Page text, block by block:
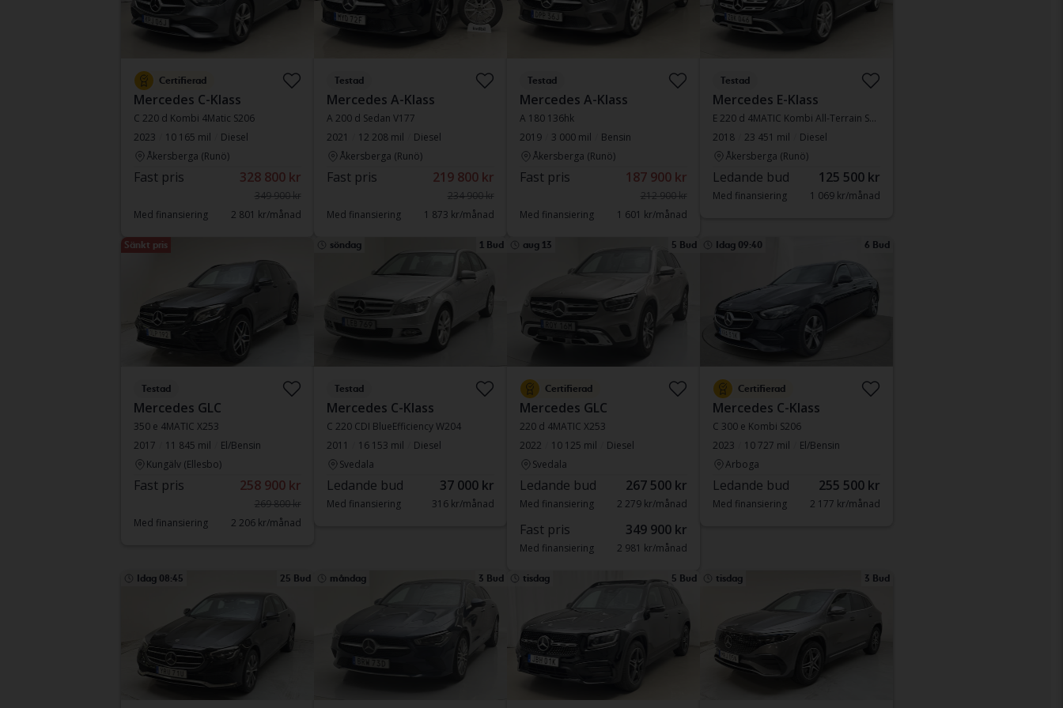
Certifierad
Mercedes C-Klass
C 220 d Kombi 4Matic S206
2023
10 165 mil
Diesel
Åkersberga (Runö)
Fast pris 328 800 kr
349 900 kr
Med finansiering
2 801 kr/månad
Testad
Mercedes A-Klass
A 200 d Sedan V177
2021
12 208 mil
Diesel
Åkersberga (Runö)
Fast pris 219 800 kr
234 900 kr
Med finansiering
1 873 kr/månad
Testad
Mercedes A-Klass
A 180 136hk
2019
3 000 mil
Bensin
Åkersberga (Runö)
Fast pris 187 900 kr
212 900 kr
Med finansiering
1 601 kr/månad
Testad
Mercedes E-Klass
E 220 d 4MATIC Kombi All-Terrain S213
2018
23 451 mil
Diesel
Åkersberga (Runö)
Ledande bud 125 500 kr
Med finansiering 1 069 kr/månad
Sänkt pris
Testad
Mercedes GLC
350 e 4MATIC X253
2017
11 845 mil
El/Bensin
Kungälv (Ellesbo)
Fast pris 258 900 kr
269 800 kr
Med finansiering
2 206 kr/månad
söndag 1 Bud
Testad
Mercedes C-Klass
C 220 CDI BlueEfficiency W204
2011
16 153 mil
Diesel
Svedala
Ledande bud 37 000 kr
Med finansiering 316 kr/månad
aug 13 5 Bud
Certifierad
Mercedes GLC
220 d 4MATIC X253
2022
10 125 mil
Diesel
Svedala
Ledande bud 267 500 kr
Med finansiering 2 279 kr/månad
Fast pris 349 900 kr
Med finansiering 2 981 kr/månad
Idag 09:40 6 Bud
Certifierad
Mercedes C-Klass
C 300 e Kombi S206
2023
10 727 mil
El/Bensin
Arboga
Ledande bud 255 500 kr
Med finansiering 2 177 kr/månad
Idag 08:45 25 Bud måndag 3 Bud tisdag 5 Bud tisdag 3 Bud